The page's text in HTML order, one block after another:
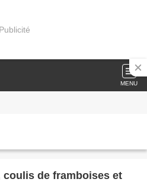
Publicité
MENU
de framboises et